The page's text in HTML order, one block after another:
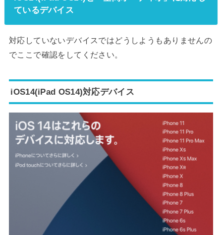
ているデバイス
対応していないデバイスではどうしようもありませんの
でここで確認をしてください。
iOS14(iPad OS14)対応デバイス